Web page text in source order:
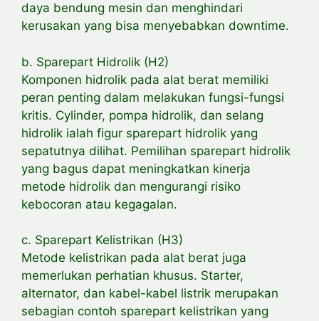
daya bendung mesin dan menghindari
kerusakan yang bisa menyebabkan downtime.
b. Sparepart Hidrolik (H2)
Komponen hidrolik pada alat berat memiliki
peran penting dalam melakukan fungsi-fungsi
kritis. Cylinder, pompa hidrolik, dan selang
hidrolik ialah figur sparepart hidrolik yang
sepatutnya dilihat. Pemilihan sparepart hidrolik
yang bagus dapat meningkatkan kinerja
metode hidrolik dan mengurangi risiko
kebocoran atau kegagalan.
c. Sparepart Kelistrikan (H3)
Metode kelistrikan pada alat berat juga
memerlukan perhatian khusus. Starter,
alternator, dan kabel-kabel listrik merupakan
sebagian contoh sparepart kelistrikan yang